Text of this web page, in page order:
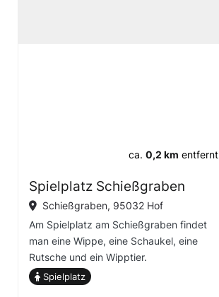
ca. 0,2 km entfernt
Spielplatz Schießgraben
Schießgraben, 95032 Hof
Am Spielplatz am Schießgraben findet
man eine Wippe, eine Schaukel, eine
Rutsche und ein Wipptier.
Spielplatz